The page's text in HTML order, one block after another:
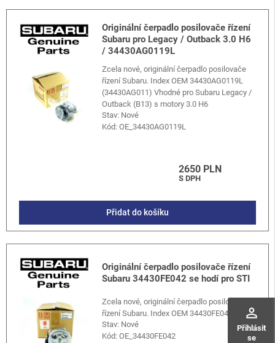
perm_identity
Přihlásit
se
Originální čerpadlo posilovače řízení
Subaru pro Legacy / Outback 3.0 H6
/ 34430AG0119L
Zcela nové, originální čerpadlo posilovače
řízení Subaru. Index OEM 34430AG0119L
(34430AG011) Vhodné pro Subaru Legacy /
Outback (B13) s motory 3.0 H6
Stav: Nové
Kód:OE_34430AG0119L
2650 PLN
S DPH
Přidat do košíku
Originální čerpadlo posilovače řízení
Subaru 34430FE042 se hodí pro STI
Zcela nové, originální čerpadlo posilovače
řízení Subaru. Index OEM 34430FE042.
Stav: Nové
Kód:OE_34430FE042